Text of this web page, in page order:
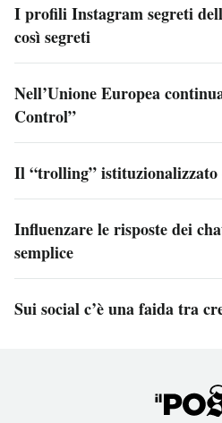
I profili Instagram segreti
così segreti
Nell’Unione Europea
Control”
Il “trolling”
Influenzare le risposte dei
semplice
Sui social c’è una faida tra